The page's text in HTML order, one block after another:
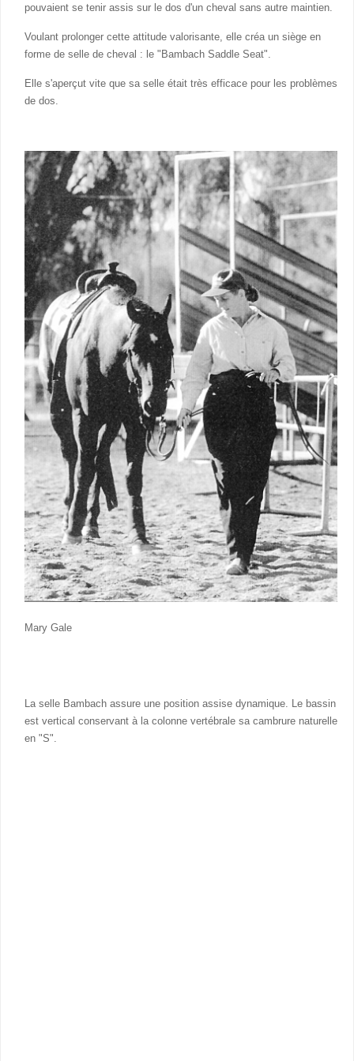
pouvaient se tenir assis sur le dos d'un cheval sans autre maintien.
Voulant prolonger cette attitude valorisante, elle créa un siège en
forme de selle de cheval : le "Bambach Saddle Seat".
Elle s'aperçut vite que sa selle était très efficace pour les problèmes
de dos.
Mary Gale
La selle Bambach assure une position assise dynamique. Le bassin
est vertical conservant à la colonne vertébrale sa cambrure naturelle
en "S".